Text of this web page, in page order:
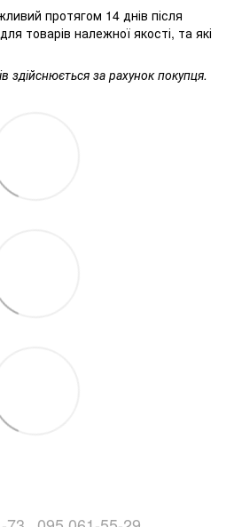
протягом 14 днів після
товарів належної якості, та які
здійснюється за рахунок покупця.